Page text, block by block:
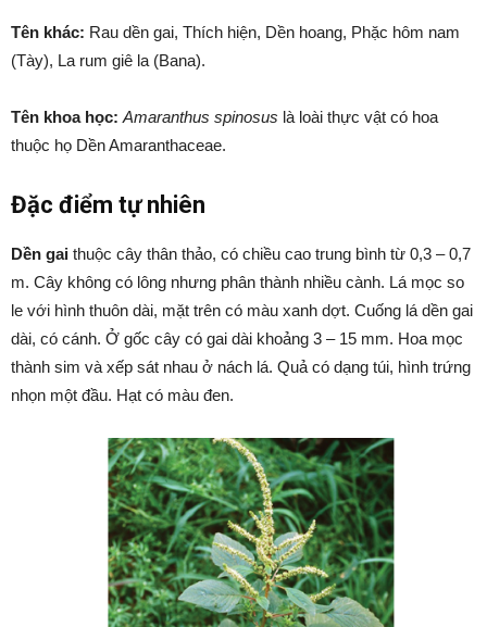
Tên khác: Rau dền gai, Thích hiện, Dền hoang, Phặc hôm nam
(Tày), La rum giê la (Bana).
Tên khoa học: Amaranthus spinosus là loài thực vật có hoa
thuộc họ Dền Amaranthaceae.
Đặc điểm tự nhiên
Dền gai thuộc cây thân thảo, có chiều cao trung bình từ 0,3 – 0,7
m. Cây không có lông nhưng phân thành nhiều cành. Lá mọc so
le với hình thuôn dài, mặt trên có màu xanh dợt. Cuống lá dền gai
dài, có cánh. Ở gốc cây có gai dài khoảng 3 – 15 mm. Hoa mọc
thành sim và xếp sát nhau ở nách lá. Quả có dạng túi, hình trứng
nhọn một đầu. Hạt có màu đen.